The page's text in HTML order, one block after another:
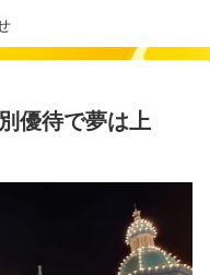
優待で夢は上